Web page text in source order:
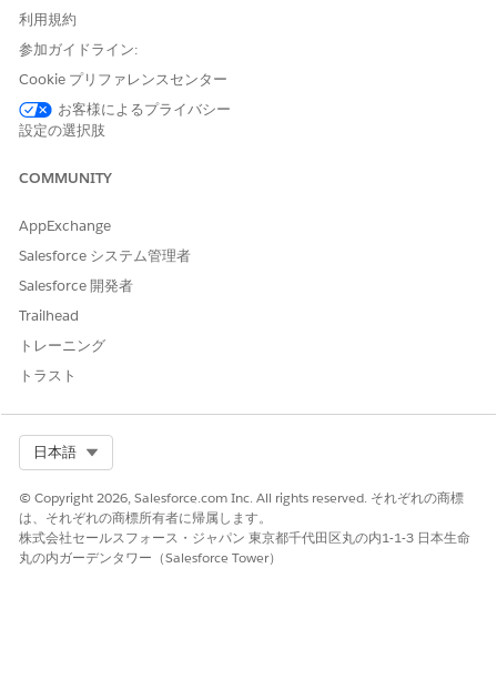
利用状況の種別として [
コンテキスト定義を選択します。
変更を保存します。
Salesforce に新しい評価検出手順のレコードページが表示さ
れます。
する評価検出手順バージョンをクリックします。
開きます。
[
] をクリックし、次の順序でリストから評価検出要素を選
択します。
レートカードを取得
Get Rate Card Entries (レートカードエントリを取得)
「階層ベースのレート調整を取得」または「属性ベースの
は、［
[ルックアップテーブルの詳細] 項目で、ルックアップテーブル
を選択します。
入力変数と出力変数の値を入力します。
手順を保存します。
利用規約
参加ガイドライン:
Cookie プリファレンスセンター
お客様によるプライバシー
設定の選択肢
COMMUNITY
AppExchange
Salesforce システム管理者
Salesforce 開発者
Trailhead
トレーニング
トラスト
日本語
© Copyright 2026, Salesforce.com Inc. All rights reserved. それぞれの商標
は、それぞれの商標所有者に帰属します。
株式会社セールスフォース・ジャパン 東京都千代田区丸の内1-1-3 日本生命
丸の内ガーデンタワー（Salesforce Tower）